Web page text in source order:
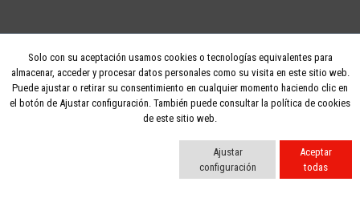
Solo con su aceptación usamos cookies o tecnologías equivalentes para
almacenar, acceder y procesar datos personales como su visita en este sitio web.
Puede ajustar o retirar su consentimiento en cualquier momento haciendo clic en
el botón de Ajustar configuración. También puede consultar la política de cookies
de este sitio web.
Ajustar
configuración
Aceptar
todas